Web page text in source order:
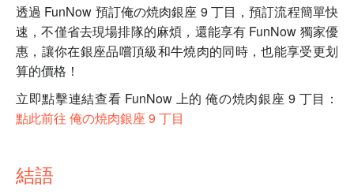
透過 FunNow 預訂俺の焼肉銀座 9 丁目，預訂流程簡單快
速，不僅省去現場排隊的麻煩，還能享有 FunNow 獨家優
惠，讓你在銀座品嚐頂級和牛燒肉的同時，也能享受更划
算的價格！
立即點擊連結查看 FunNow 上的 俺の焼肉銀座 9 丁目：
點此前往 俺の焼肉銀座 9 丁目
結語